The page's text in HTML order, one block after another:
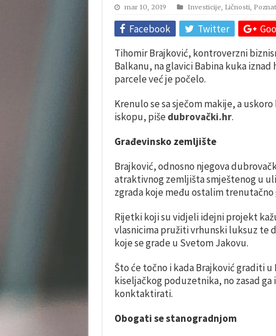
mar 10, 2019 Investicije, Ličnosti,
Facebook Twitter
Tihomir Brajković, kontroverzni
Balkanu, na glavici Babina kuka
parcele već je počelo.
Krenulo se sa sječom makije, a
iskopu, piše dubrovački.hr.
Građevinsko zemljište
Brajković, odnosno njegova
atraktivnog zemljišta smještenog u
zgrada koje među ostalim trenutačno
Rijetki koji su vidjeli idejni projekt
vlasnicima pružiti vrhunski luksuz te
koje se grade u Svetom Jakovu.
Što će točno i kada Brajković graditi
kiseljačkog poduzetnika, no zasad ga
konktaktirati.
Obogati se stanogradnjom